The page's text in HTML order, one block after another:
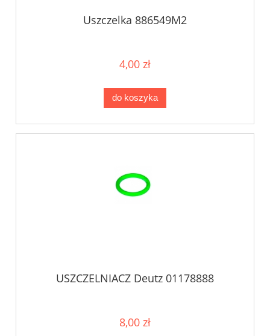
Uszczelka 886549M2
4,00 zł
do koszyka
USZCZELNIACZ Deutz 01178888
8,00 zł